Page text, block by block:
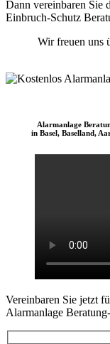
Dann vereinbaren Sie
Einbruch-Schutz
Wir freuen uns
Alarmanlage
in Basel, Baselland,
Vereinbaren Sie jetzt
Alarmanlage